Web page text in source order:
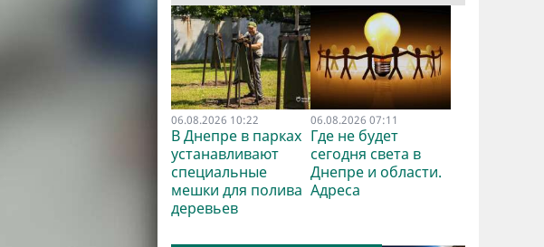
06.08.2026 10:22
В Днепре в парках
устанавливают
специальные
мешки для полива
деревьев
06.08.2026 07:11
Где не будет
сегодня света в
Днепре и области.
Адреса